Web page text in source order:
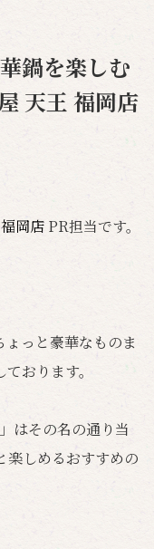
鍋を楽しむ
天王 福岡店
岡店 PR担当です。
っと豪華なものま
おります。
はその名の通り当
楽しめるおすすめの